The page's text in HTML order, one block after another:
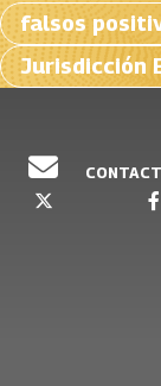
falsos
Jurisdicción